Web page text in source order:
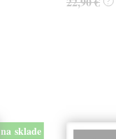
na sklade